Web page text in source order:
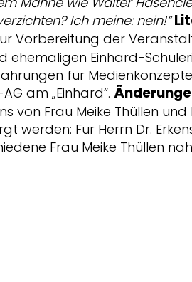
Ich meine: nein!“
Vorbereitung der
ehemaligen Einhard-
für
am „Einhard“.
von Frau Meike Thüllen
werden: Für Herrn Dr.
Frau Meike Thüllen